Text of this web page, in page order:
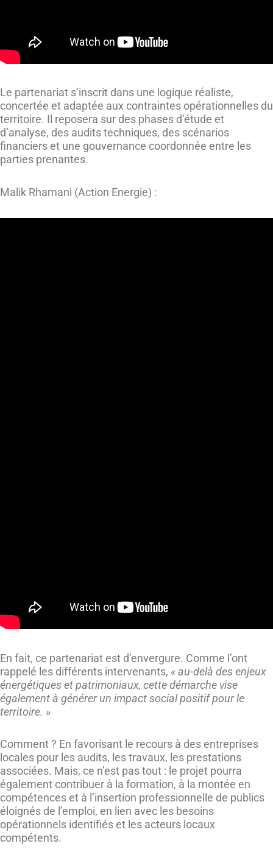
Le partenariat s’inscrit dans une logique réaliste,
concertée et adaptée aux contraintes opérationnelles du
territoire. Il reposera sur des phases d’étude et
d’analyse, des audits techniques, des scénarios
financiers et une gouvernance coordonnée entre les
parties prenantes.
Malik Rhamani (Action Energie) :
En fait, ce partenariat est d’envergure. Comme l’ont
rappelé les différents intervenants, « au-delà des enjeux
énergétiques et patrimoniaux, cette démarche vise
également à générer un impact social positif pour le
territoire. »
Comment ? En favorisant le recours à des entreprises
locales pour les audits, les travaux, les prestations
associées. Mais, ce n’est pas tout : le projet pourra
également contribuer à la formation, à la montée en
compétences et à l’insertion professionnelle de publics
éloignés de l’emploi, en lien avec les besoins
opérationnels identifiés et les acteurs locaux
compétents.